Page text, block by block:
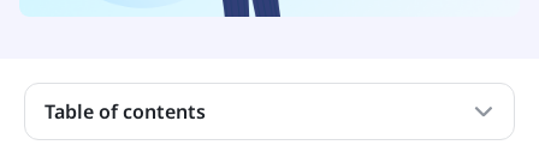
Table of contents
소프트웨어 요구 사항 문서(SRD)란 무엇입니까?
즉시 사용할 수 있는 소프트웨어 요구 사항 문서 템플
릿